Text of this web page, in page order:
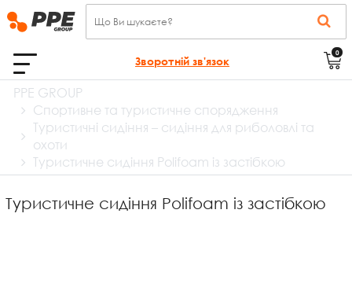
Зворотній зв'язок
0
PPE GROUP
Спортивне та туристичне спорядження
Туристичні сидіння – сидіння для риболовлі та
охоти
Туристичне сидіння Polifoam із застібкою
Туристичне сидіння Polifoam із застібкою